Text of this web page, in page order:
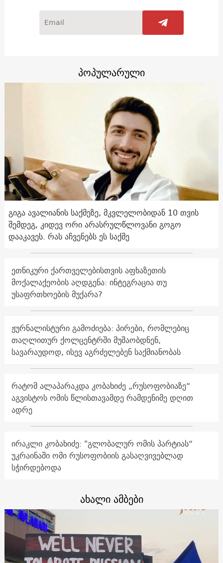
პოპულარული
გიგა ავალიანის საქმეზე, მკვლელობიდან 10 თვის
შემდეგ, კიდევ ორი არასრულწლოვანი გოგო
დააკავეს. რას აჩვენებს ეს საქმე
ეთნიკური ქართველებისთვის აფხაზეთის
მოქალაქეობის აღდგენა: ინტეგრაცია თუ
უსაფრთხოების მუქარა?
ჟურნალისტური გამოძიება: პირები, რომლებიც
თაღლითურ ქოლცენტრში მუშაობდნენ,
სავარაუდოდ, ისევ აგრძელებენ საქმიანობას
რატომ ალაპარაკდა კობახიძე „რუსოფობიაზე“
აგვისტოს ომის წლისთავამდე რამდენიმე დღით
ადრე
ირაკლი კობახიძე: "გლობალურ ომის პარტიას“
უკრაინაში ომი რუსოფობიის გასაღვივებლად
სჭირდებოდა
ახალი ამბები